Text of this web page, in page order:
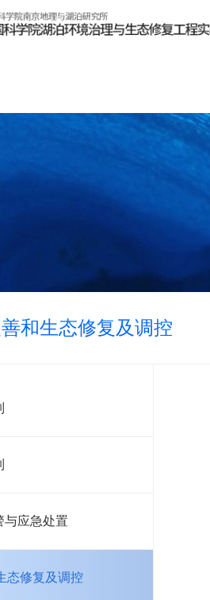
和生态修复及调控
与应急处置
态修复及调控